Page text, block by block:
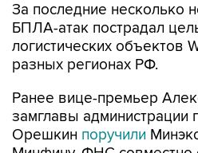
За последние несколько
БПЛА-атак пострадал
логистических объектов
разных регионах РФ.
Ранее вице-премьер
замглавы администрации
Орешкин поручили